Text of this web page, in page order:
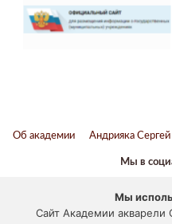
Об академии Андрияка
Мы в
Наука и
Мы
Сайт Академии акварели